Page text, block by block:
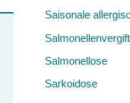
Saisonale
Salmonellose
Sarkoidose